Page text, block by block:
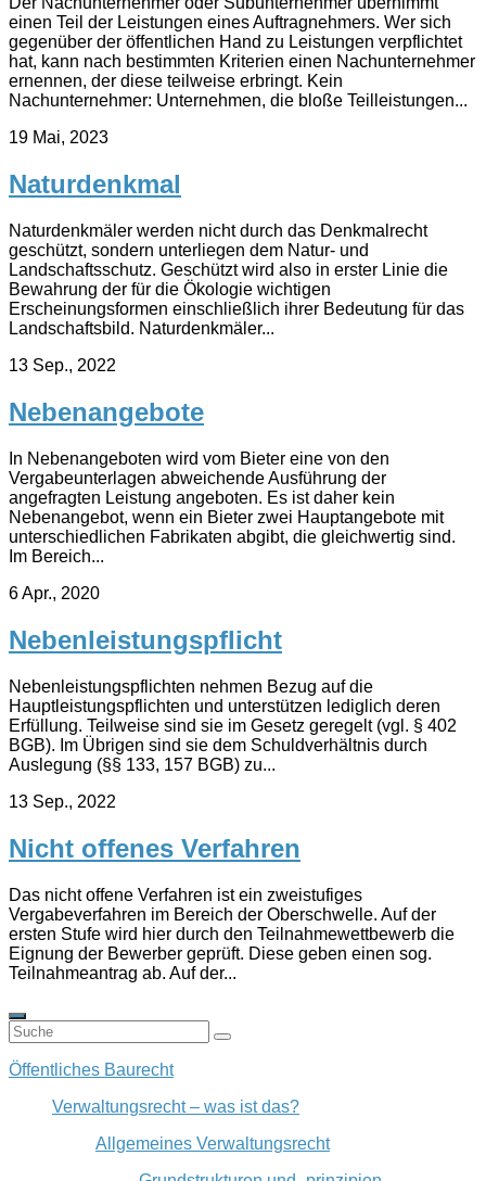
einen Teil der Leistungen eines Auftragnehmers. Wer sich
gegenüber der öffentlichen Hand zu Leistungen verpflichtet
hat, kann nach bestimmten Kriterien einen Nachunternehmer
ernennen, der diese teilweise erbringt. Kein
Nachunternehmer: Unternehmen, die bloße Teilleistungen...
19 Mai, 2023
Naturdenkmal
Naturdenkmäler werden nicht durch das Denkmalrecht
geschützt, sondern unterliegen dem Natur- und
Landschaftsschutz. Geschützt wird also in erster Linie die
Bewahrung der für die Ökologie wichtigen
Erscheinungsformen einschließlich ihrer Bedeutung für das
Landschaftsbild. Naturdenkmäler...
13 Sep., 2022
Nebenangebote
In Nebenangeboten wird vom Bieter eine von den
Vergabeunterlagen abweichende Ausführung der
angefragten Leistung angeboten. Es ist daher kein
Nebenangebot, wenn ein Bieter zwei Hauptangebote mit
unterschiedlichen Fabrikaten abgibt, die gleichwertig sind.
Im Bereich...
6 Apr., 2020
Nebenleistungspflicht
Nebenleistungspflichten nehmen Bezug auf die
Hauptleistungspflichten und unterstützen lediglich deren
Erfüllung. Teilweise sind sie im Gesetz geregelt (vgl. § 402
BGB). Im Übrigen sind sie dem Schuldverhältnis durch
Auslegung (§§ 133, 157 BGB) zu...
13 Sep., 2022
Nicht offenes Verfahren
Das nicht offene Verfahren ist ein zweistufiges
Vergabeverfahren im Bereich der Oberschwelle. Auf der
ersten Stufe wird hier durch den Teilnahmewettbewerb die
Eignung der Bewerber geprüft. Diese geben einen sog.
Teilnahmeantrag ab. Auf der...
Öffentliches Baurecht
Verwaltungsrecht – was ist das?
Allgemeines Verwaltungsrecht